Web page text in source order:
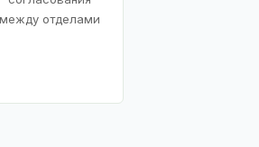
между отделами